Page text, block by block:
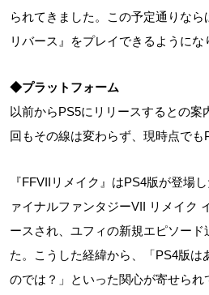
られてきました。この予定通りなら
リバース』をプレイできるようにな
◆プラットフォーム
以前からPS5にリリースするとの案
回もその線は変わらず、現時点でも
『FFVIIリメイク』はPS4版が登場
ァイナルファンタジーVII リメイク
ースされ、ユフィの新規エピソード
た。こうした経緯から、「PS4版は
のでは？」といった関心が寄せられ